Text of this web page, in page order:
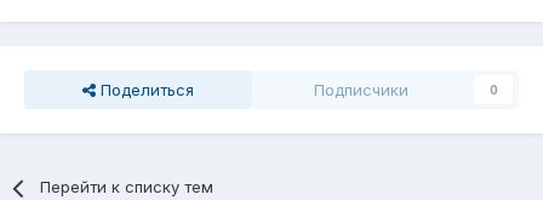
Поделиться Подписчики 0
Перейти к списку тем